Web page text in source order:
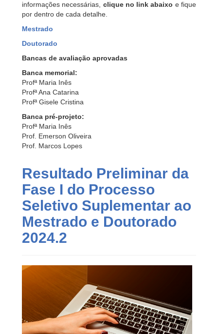
informações necessárias, clique no link abaixo e fique
por dentro de cada detalhe.
Mestrado
Doutorado
Bancas de avaliação aprovadas
Banca memorial:
Profª Maria Inês
Profª Ana Catarina
Profª Gisele Cristina
Banca pré-projeto:
Profª Maria Inês
Prof. Emerson Oliveira
Prof. Marcos Lopes
Resultado Preliminar da
Fase I do Processo
Seletivo Suplementar ao
Mestrado e Doutorado
2024.2